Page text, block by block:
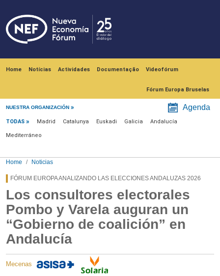
Home Notícias Actividades Documentação Videofórum
Fórum Europa Bruselas
NUESTRA ORGANIZACIÓN Agenda
Menú noticias
TODAS Madrid Catalunya Euskadi Galicia Andalucía
Mediterráneo
Home Noticias
FÓRUM EUROPA ANALIZANDO LAS ELECCIONES ANDALUZAS 2026
Los consultores electorales
Pombo y Varela auguran un
“Gobierno de coalición” en
Andalucía
Mecenas